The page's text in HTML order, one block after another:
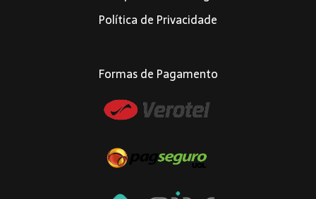
Política de Privacidade
Formas de Pagamento